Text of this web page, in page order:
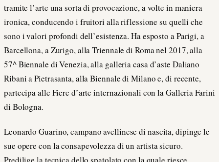
tramite l’arte una sorta di provocazione, a volte in maniera
ironica, conducendo i fruitori alla riflessione su quelli che
sono i valori profondi dell’esistenza. Ha esposto a Parigi, a
Barcellona, a Zurigo, alla Triennale di Roma nel 2017, alla
57^ Biennale di Venezia, alla galleria casa d’aste Daliano
Ribani a Pietrasanta, alla Biennale di Milano e, di recente,
partecipa alle Fiere d’arte internazionali con la Galleria Farini
di Bologna.
Leonardo Guarino, campano avellinese di nascita, dipinge le
sue opere con la consapevolezza di un artista sicuro.